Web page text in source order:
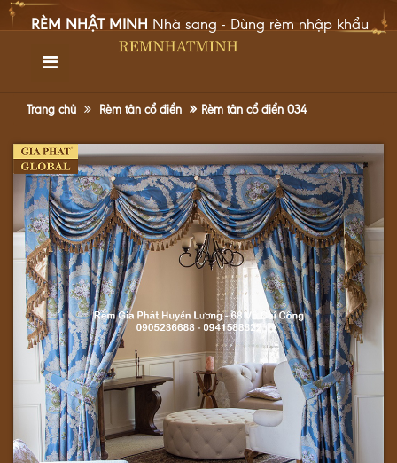
MINHNhà sang - Dùng rèm nhập khẩu
TRANG CHỦ
GIỚI THIỆU
DỰ ÁN
TIN TỨC
GÓC CHIA SẺ
LIÊN HỆ
Trang chủ Rèm tân cổ điển Rèm tân cổ điển 034